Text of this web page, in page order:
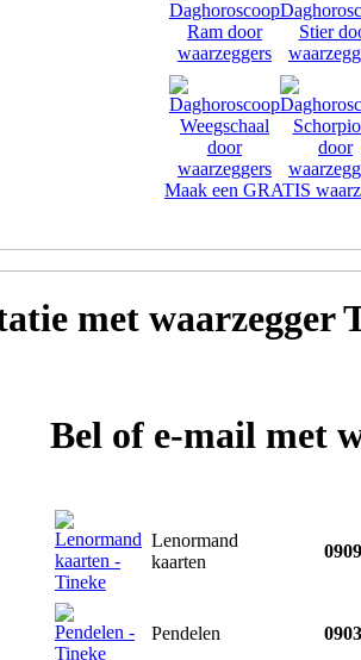
Maak een GRATIS
met waarzegger
Bel of e-mail met
Lenormand
kaarten
Pendelen